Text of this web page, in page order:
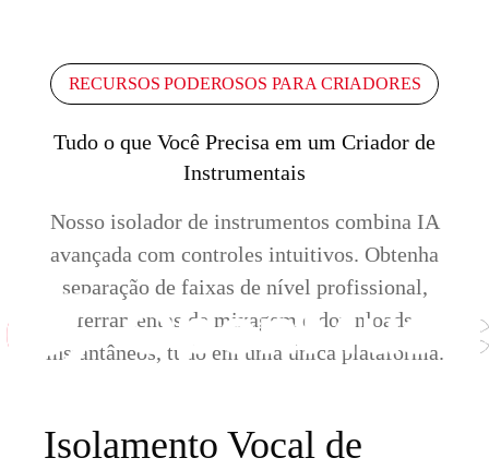
RECURSOS PODEROSOS PARA CRIADORES
Tudo o que Você Precisa em um Criador de
Instrumentais
Nosso isolador de instrumentos combina IA
avançada com controles intuitivos. Obtenha
separação de faixas de nível profissional,
ferramentas de mixagem e downloads
instantâneos, tudo em uma única plataforma.
Isolamento Vocal de